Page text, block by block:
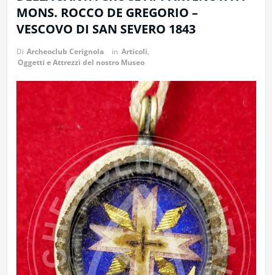
MONS. ROCCO DE GREGORIO –
VESCOVO DI SAN SEVERO 1843
Di Archeoclub Cerignola in Articoli,
Oggetti e Attrezzi del nostro Museo